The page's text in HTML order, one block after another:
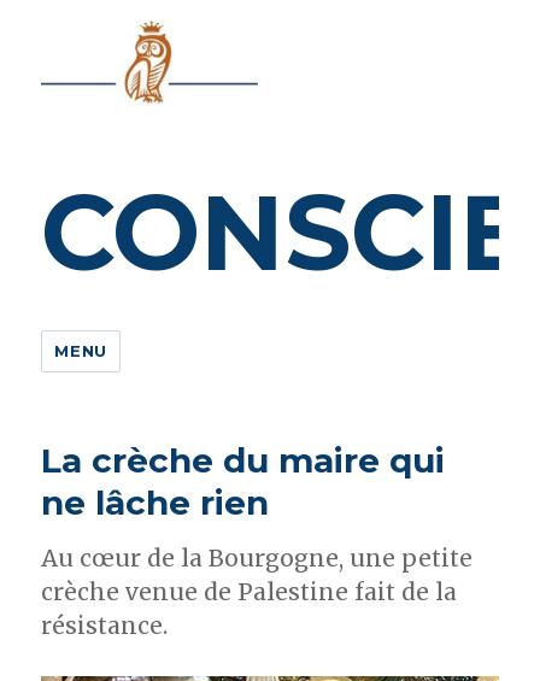
MENU
La crèche du maire qui
ne lâche rien
Au cœur de la Bourgogne, une petite
crèche venue de Palestine fait de la
résistance.